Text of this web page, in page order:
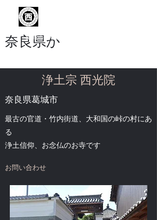
​奈良県か
葛城市 浄土宗西光院の公式サイトです
浄土宗 西光院
​奈良県葛城市
最古の官道・竹内街道、大和国の峠の村にあ
る
浄土信仰、お念仏のお寺です
お問い合わせ